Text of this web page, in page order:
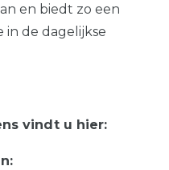
en biedt zo een
in de dagelijkse
vindt u hier: